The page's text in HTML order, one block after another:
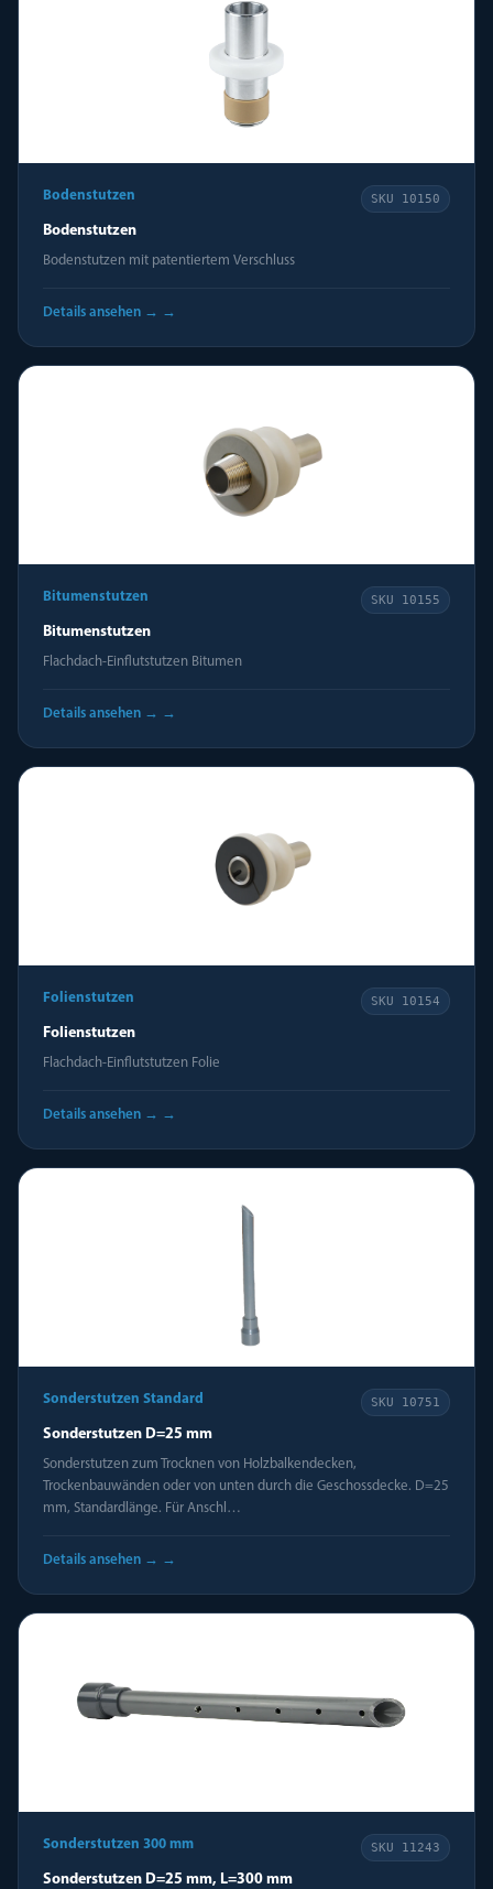
Bodenstutzen SKU 10150
Bodenstutzen
Bodenstutzen mit patentiertem Verschluss
Details ansehen → →
Bitumenstutzen SKU 10155
Bitumenstutzen
Flachdach-Einflutstutzen Bitumen
Details ansehen → →
Folienstutzen SKU 10154
Folienstutzen
Flachdach-Einflutstutzen Folie
Details ansehen → →
Sonderstutzen Standard SKU 10751
Sonderstutzen D=25 mm
Sonderstutzen zum Trocknen von Holzbalkendecken,
Trockenbauwänden oder von unten durch die Geschossdecke. D=25
mm, Standardlänge. Für Anschl…
Details ansehen → →
Sonderstutzen 300 mm SKU 11243
Sonderstutzen D=25 mm, L=300 mm